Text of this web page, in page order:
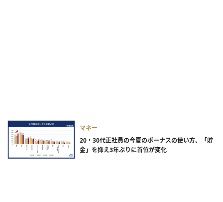
マネー
20・30代正社員の今夏のボーナスの使い方、「貯
金」を抑え3年ぶりに首位が変化